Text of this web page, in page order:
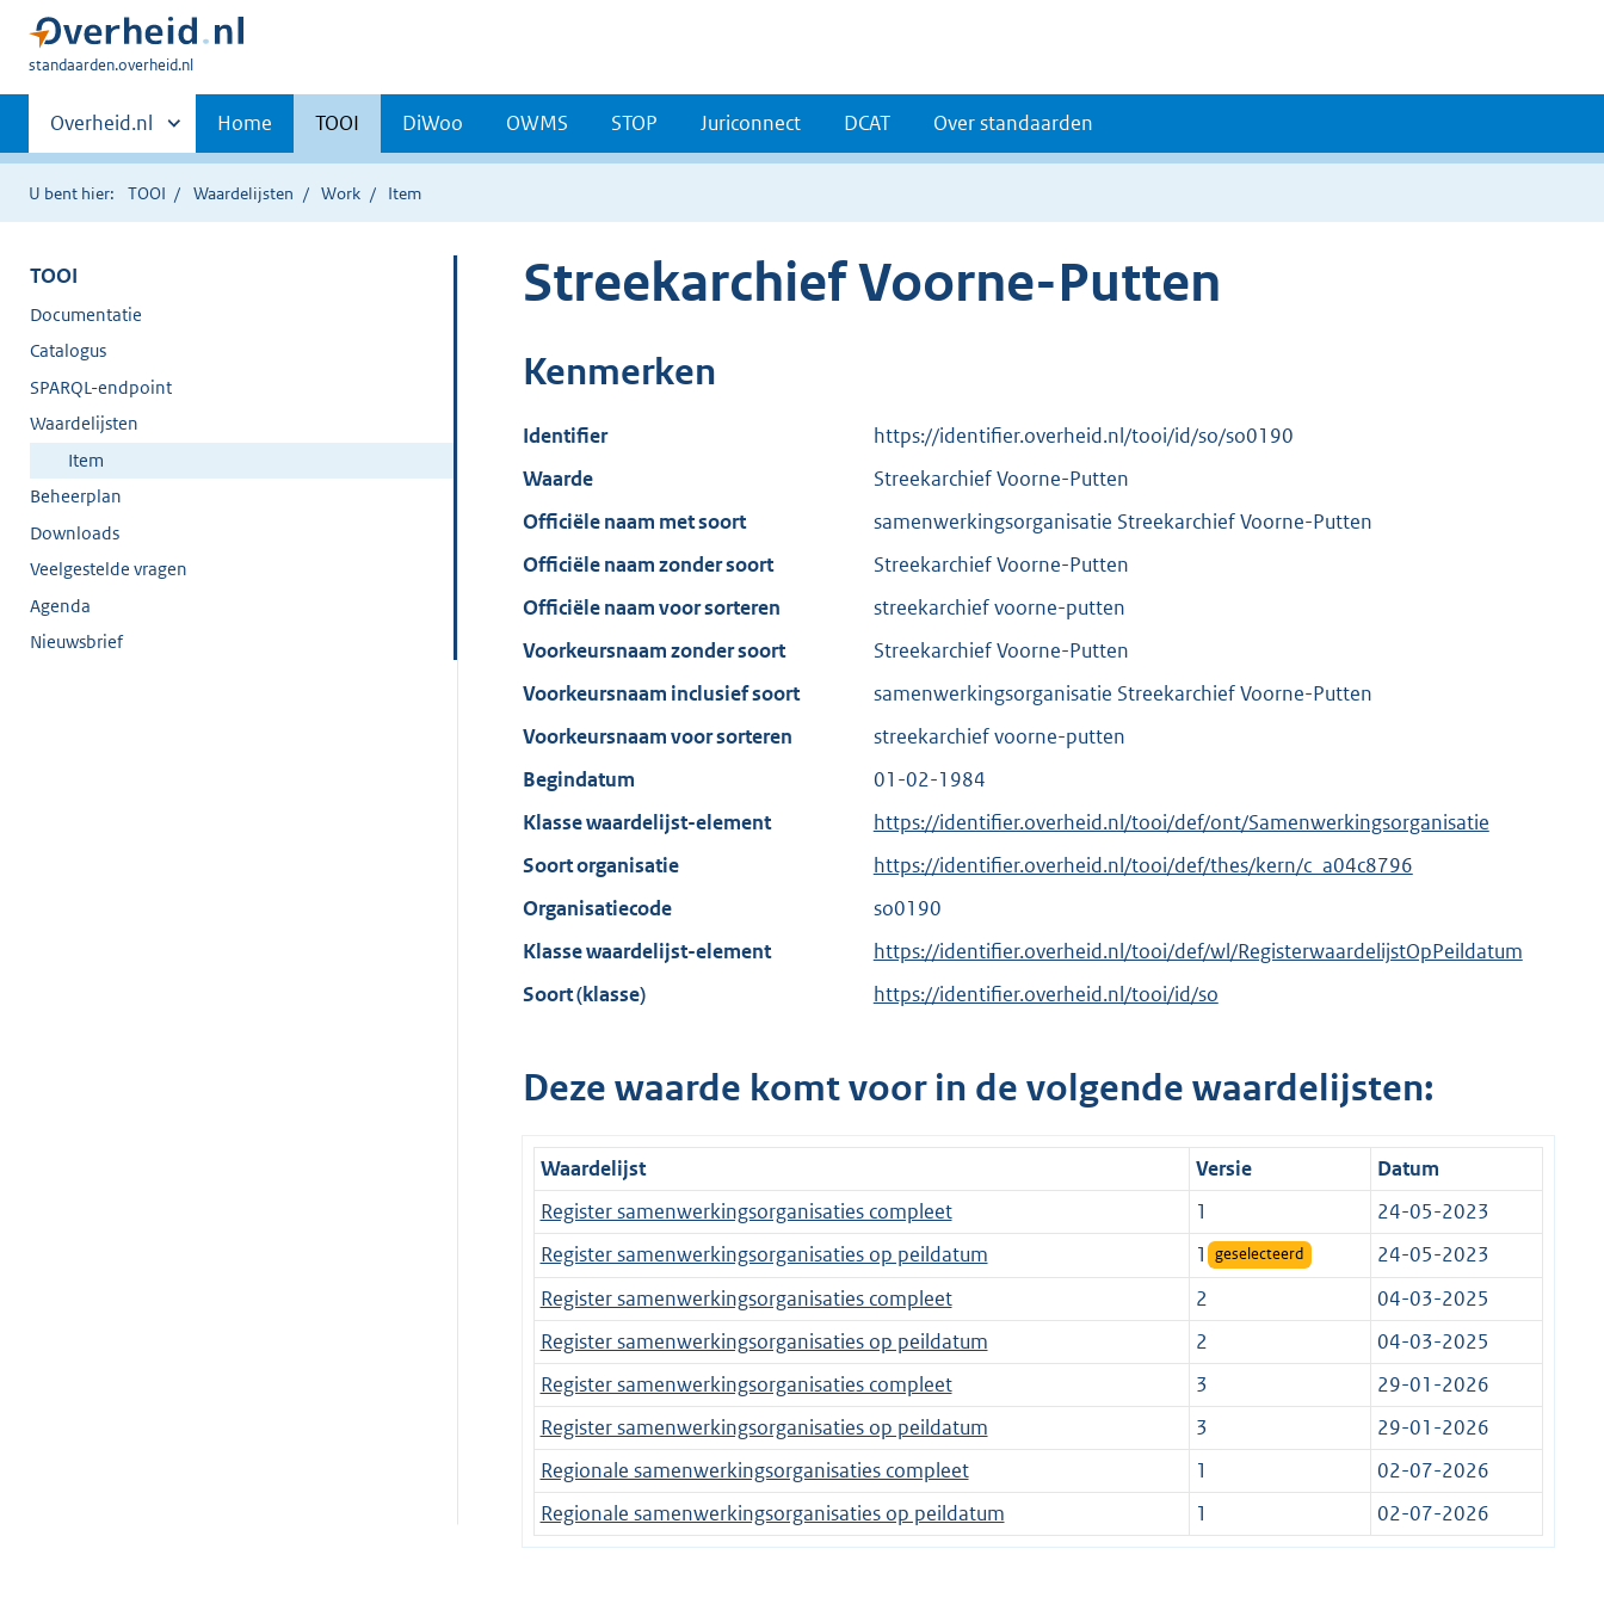
U
hier:
standaarden.overheid.nl
Primaire
navigatie
Andere
sites
binnen
Overheid.nl Home TOOI DiWoo OWMS STOP Juriconnect DCAT Over standaarden
U bent hier: TOOI Waardelijsten Work Item
TOOI
Documentatie
Catalogus
SPARQL-endpoint
Waardelijsten
Item
Beheerplan
Downloads
Veelgestelde vragen
Agenda
Nieuwsbrief
Streekarchief Voorne-Putten
Kenmerken
Identifier
https://identifier.overheid.nl/tooi/id/so/so0190
Waarde
Streekarchief Voorne-Putten
Officiële naam met soort
samenwerkingsorganisatie Streekarchief Voorne-Putten
Officiële naam zonder soort
Streekarchief Voorne-Putten
Officiële naam voor sorteren
streekarchief voorne-putten
Voorkeursnaam zonder soort
Streekarchief Voorne-Putten
Voorkeursnaam inclusief soort
samenwerkingsorganisatie Streekarchief Voorne-Putten
Voorkeursnaam voor sorteren
streekarchief voorne-putten
Begindatum
01-02-1984
Klasse waardelijst-element
https://identifier.overheid.nl/tooi/def/ont/Samenwerkingsorganisatie
Soort organisatie
https://identifier.overheid.nl/tooi/def/thes/kern/c_a04c8796
Organisatiecode
so0190
Klasse waardelijst-element
https://identifier.overheid.nl/tooi/def/wl/RegisterwaardelijstOpPeildatum
Soort (klasse)
https://identifier.overheid.nl/tooi/id/so
Deze waarde komt voor in de volgende waardelijsten:
Waardelijst Versie
Datum
Register samenwerkingsorganisaties compleet
1
24-05-2023
Register samenwerkingsorganisaties op peildatum
1 geselecteerd
24-05-2023
Register samenwerkingsorganisaties compleet
2
04-03-2025
Register samenwerkingsorganisaties op peildatum
2
04-03-2025
Register samenwerkingsorganisaties compleet
3
29-01-2026
Register samenwerkingsorganisaties op peildatum
3
29-01-2026
Regionale samenwerkingsorganisaties compleet
1
02-07-2026
Regionale samenwerkingsorganisaties op peildatum
1 02-07-2026